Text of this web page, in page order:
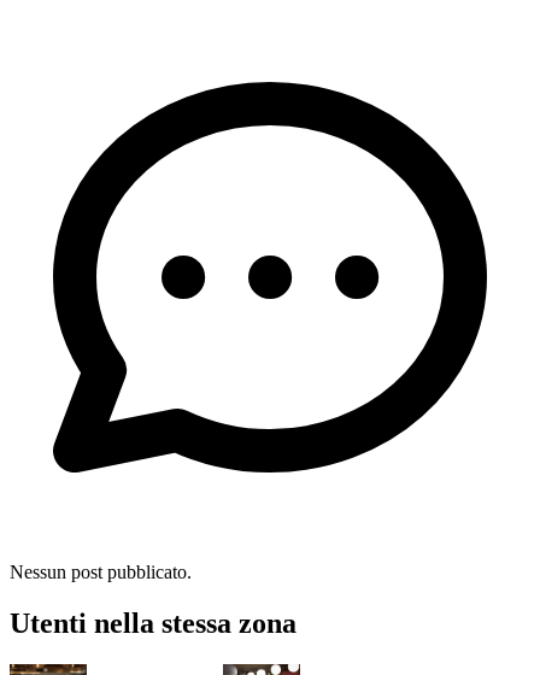
Nessun post pubblicato.
Utenti nella stessa zona